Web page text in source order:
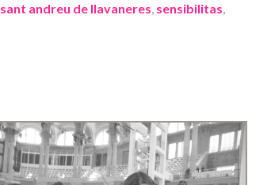
sant andreu de llavaneres sensibilitas